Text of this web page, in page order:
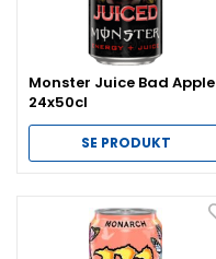
Monster Juice Bad Apple
24x50cl
SE PRODUKT